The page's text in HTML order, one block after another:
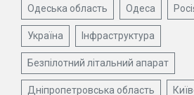
Одеська область Одеса
Україна Інфраструктура
Безпілотний літальний апарат
Дніпропетровська область